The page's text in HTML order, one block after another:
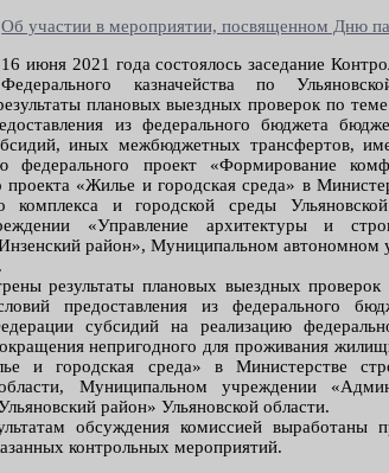
Об участии в мероприятии, посвященном Дню
16 июня 2021 года состоялось заседание
Федерального казначейства по
плановых выездных проверок по
из федерального бюджета
иных межбюджетных трансфертов,
федерального проект «Формирование
проекта «Жилье и городская среда» в
комплекса и городской среды
«Управление архитектуры и
район», Муниципальном автономном
результаты плановых выездных
предоставления из федерального
субсидий на реализацию
непригодного для проживания
и городская среда» в Министерстве
Муниципальном учреждении
район» Ульяновской области.
обсуждения комиссией выработаны
контрольных мероприятий.